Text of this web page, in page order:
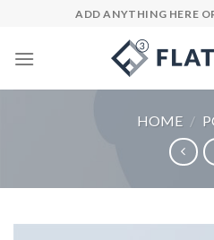
content
ADD ANYTHING HERE
HOME /